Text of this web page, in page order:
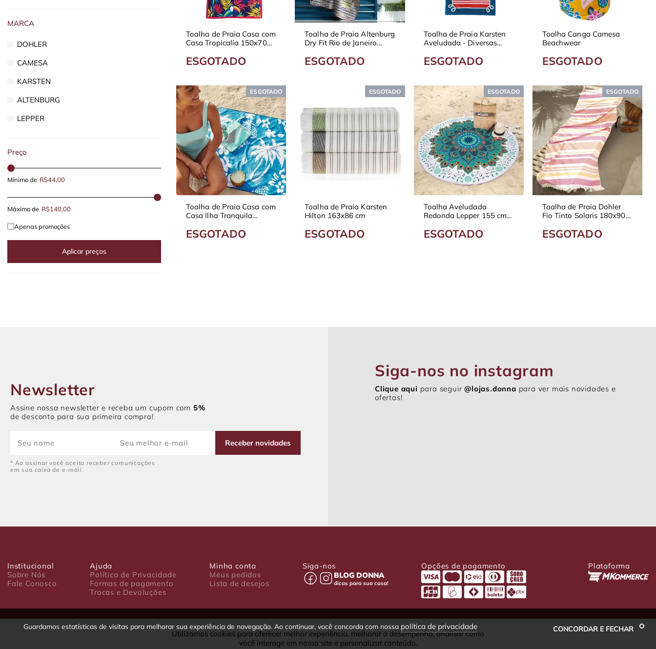
MARCA
DOHLER
CAMESA
KARSTEN
ALTENBURG
LEPPER
Preço
Mínimo de R$44,00
Máximo de R$140,00
Apenas promoções
Aplicar preços
Toalha de Praia Casa com
Casa Tropicalia 150x70
ESGOTADO
Toalha de Praia Altenburg
Dry Fit Rio de Janeiro
ESGOTADO
Toalha de Praia Karsten
Aveludada - Diversas
ESGOTADO
Toalha Canga Camesa
Beachwear
ESGOTADO
ESGOTADO
Toalha de Praia Casa com
Casa Ilha Tranquila
ESGOTADO
ESGOTADO
Toalha de Praia Karsten
Hilton 163x86 cm
ESGOTADO
ESGOTADO
Toalha Aveludada
Redonda Lepper 155 cm
ESGOTADO
ESGOTADO
Toalha de Praia Dohler
Fio Tinto Solaris 180x90
ESGOTADO
Newsletter
Assine nossa newsletter e receba um cupom com 5%
de desconto para sua primeira compra!
Receber novidades
* Ao assinar você aceita receber comunicações
em sua caixa de e-mail.
Siga-nos no instagram
Clique aqui para seguir@lojas.donna para ver mais novidades e
ofertas!
Institucional
Sobre Nós
Fale Conosco
Ajuda
Política de Privacidade
Formas de pagamento
Trocas e Devoluções
Minha conta
Meus pedidos
Lista de desejos
Siga-nos
BLOG DONNA
dicas para sua casa!
Opções de pagamento Plataforma
Luxo Comércio de Presentes Ltda. Av. João Gualberto, 1758 - CEP 80030-001 - Curitiba - PR
CNPJ: 22.245.892/0001-23 - Inscrição Estadual 90699488-79 - Fone/fax: (41) 4063-5302
Utilizamos cookies para oferecer melhor experiência, melhorar o desempenho, analisar como
você interage em nosso site e personalizar conteúdo.
Guardamos estatísticas de visitas para melhorar sua experiência de navegação. Ao continuar, você concorda com nossa política de privacidade CONCORDAR E FECHAR